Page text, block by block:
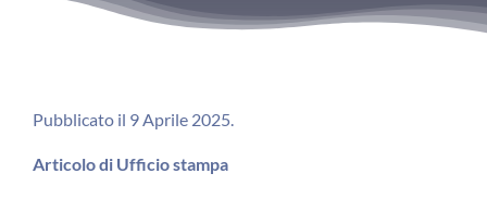
Contattaci
Pubblicato il 9 Aprile 2025.
Articolo di Ufficio stampa